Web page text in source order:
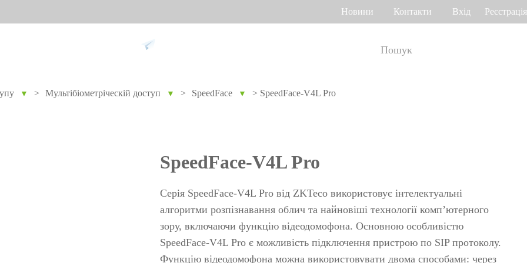
Новини Контакти Вхід Реєстрація
Облік за геометрією
Облік за відбитком
пальців
Більше>>
Біометричні модулі
Огляд багажу і
▼ > Мультібіометріческій доступ ▼ > SpeedFace ▼ > SpeedFace-V4L Pro
SpeedFace-V4L Pro
Серія SpeedFace-V4L Pro від ZKTeco використовує інтелектуальні
алгоритми розпізнавання облич та найновіші технології комп’ютерного
зору, включаючи функцію відеодомофона. Основною особливістю
SpeedFace-V4L Pro є можливість підключення пристрою по SIP протоколу.
Функцію відеодомофона можна використовувати двома способами: через